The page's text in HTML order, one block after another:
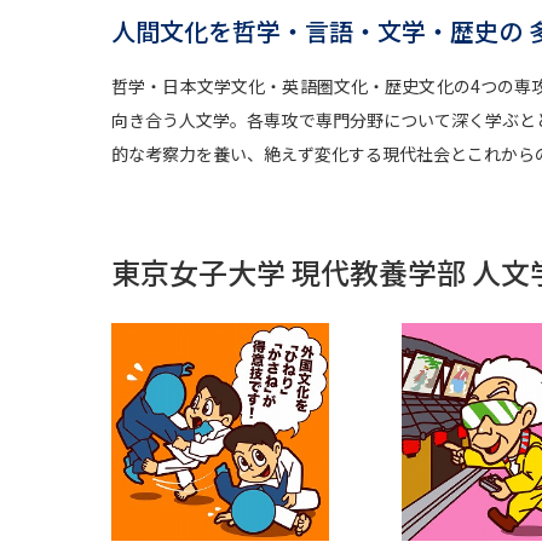
人間文化を哲学・言語・文学・歴史の
哲学・日本文学文化・英語圏文化・歴史文化の4つの
向き合う人文学。各専攻で専門分野について深く学ぶ
的な考察力を養い、絶えず変化する現代社会とこれか
東京女子大学 現代教養学部 人